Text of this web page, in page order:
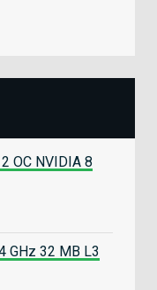
OC NVIDIA 8
GHz 32 MB L3